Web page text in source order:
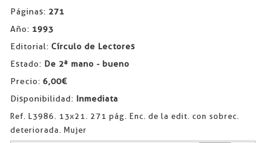
Páginas: 271
Año: 1993
Editorial: Círculo de Lectores
Estado: De 2ª mano - bueno
Precio: 6,00€
Disponibilidad: Inmediata
Ref. L3986. 13x21. 271 pág. Enc. de la edit. con sobrec.
deteriorada. Mujer